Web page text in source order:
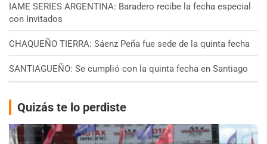
IAME SERIES ARGENTINA: Baradero recibe la fecha especial
con Invitados
CHAQUEÑO TIERRA: Sáenz Peña fue sede de la quinta fecha
SANTIAGUEÑO: Se cumplió con la quinta fecha en Santiago
Quizás te lo perdiste